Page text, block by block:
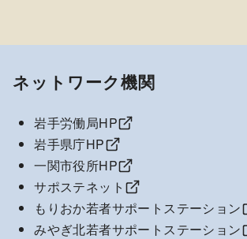
ネットワーク機関
岩手労働局HP
岩手県庁HP
一関市役所HP
サポステネット
もりおか若者サポートステーション
みやぎ北若者サポートステーション